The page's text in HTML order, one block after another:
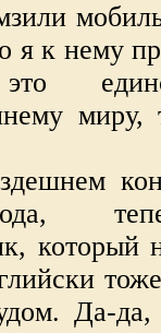
я к нему
который
Да-